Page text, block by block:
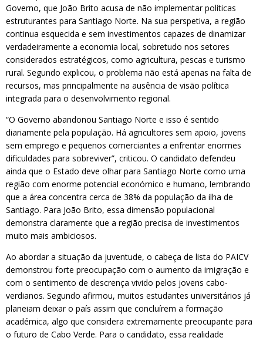
Governo, que João Brito acusa de não implementar políticas
estruturantes para Santiago Norte. Na sua perspetiva, a região
continua esquecida e sem investimentos capazes de dinamizar
verdadeiramente a economia local, sobretudo nos setores
considerados estratégicos, como agricultura, pescas e turismo
rural. Segundo explicou, o problema não está apenas na falta de
recursos, mas principalmente na ausência de visão política
integrada para o desenvolvimento regional.
“O Governo abandonou Santiago Norte e isso é sentido
diariamente pela população. Há agricultores sem apoio, jovens
sem emprego e pequenos comerciantes a enfrentar enormes
dificuldades para sobreviver”, criticou. O candidato defendeu
ainda que o Estado deve olhar para Santiago Norte como uma
região com enorme potencial económico e humano, lembrando
que a área concentra cerca de 38% da população da ilha de
Santiago. Para João Brito, essa dimensão populacional
demonstra claramente que a região precisa de investimentos
muito mais ambiciosos.
Ao abordar a situação da juventude, o cabeça de lista do PAICV
demonstrou forte preocupação com o aumento da imigração e
com o sentimento de descrença vivido pelos jovens cabo-
verdianos. Segundo afirmou, muitos estudantes universitários já
planeiam deixar o país assim que concluírem a formação
académica, algo que considera extremamente preocupante para
o futuro de Cabo Verde. Para o candidato, essa realidade